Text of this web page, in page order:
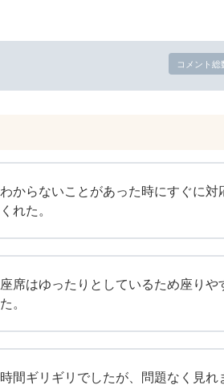
コメント総
わからないことがあった時にすぐに対
くれた。
座席はゆったりとしているため座りや
た。
時間ギリギリでしたが、問題なく見れ